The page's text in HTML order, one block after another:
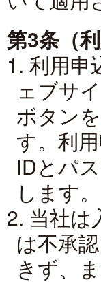
第3条（
1. 利用
ェブサ
ボタン
す。利
IDとパ
します。
2. 当社は
は不承
きず、